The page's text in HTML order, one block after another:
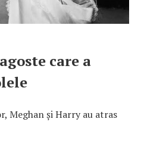
care a
Meghan și Harry au atras